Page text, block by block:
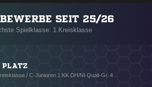
SEIT 25/26
Spielklasse: 1.Kreisklasse
PLATZ
/ C-Junioren 1.KK DH/NI Quali-Gr. 4